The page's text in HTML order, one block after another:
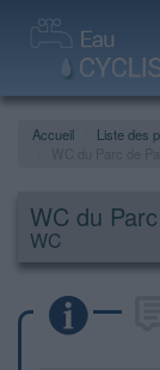
Accueil Liste des
WC du
WC